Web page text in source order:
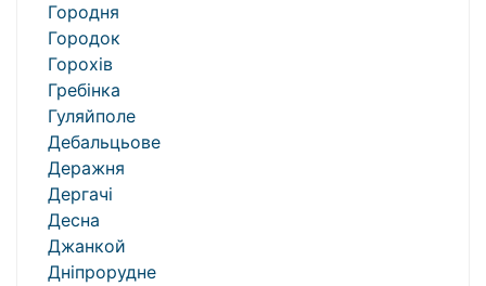
Городня
Городок
Горохів
Гребінка
Гуляйполе
Дебальцьове
Деражня
Дергачі
Десна
Джанкой
Дніпрорудне